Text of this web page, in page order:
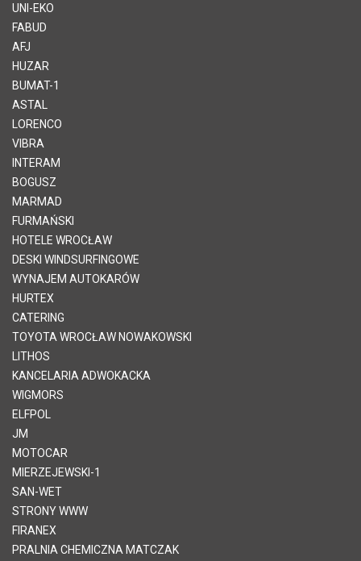
UNI-EKO
FABUD
AFJ
HUZAR
BUMAT-1
ASTAL
LORENCO
VIBRA
INTERAM
BOGUSZ
MARMAD
FURMAŃSKI
HOTELE WROCŁAW
DESKI WINDSURFINGOWE
WYNAJEM AUTOKARÓW
HURTEX
CATERING
TOYOTA WROCŁAW NOWAKOWSKI
LITHOS
KANCELARIA ADWOKACKA
WIGMORS
ELFPOL
JM
MOTOCAR
MIERZEJEWSKI-1
SAN-WET
STRONY WWW
FIRANEX
PRALNIA CHEMICZNA MATCZAK